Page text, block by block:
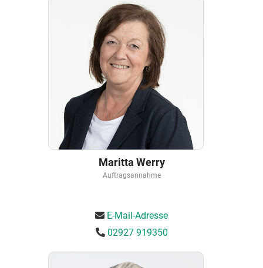
Maritta Werry
Auftragsannahme
E-Mail-Adresse
02927 919350